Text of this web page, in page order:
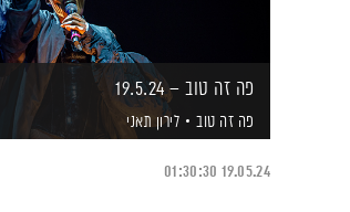
פה זה טוב – 19.5.24
פה זה טוב לירון תאני
19.05.24
01:30:30